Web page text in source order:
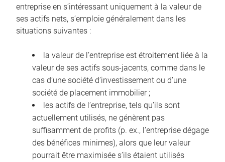
entreprise en s’intéressant uniquement à la valeur de
ses actifs nets, s’emploie généralement dans les
situations suivantes :
la valeur de l’entreprise est étroitement liée à la
valeur de ses actifs sous-jacents, comme dans le
cas d’une société d’investissement ou d’une
société de placement immobilier ;
les actifs de l’entreprise, tels qu’ils sont
actuellement utilisés, ne génèrent pas
suffisamment de profits (p. ex., l’entreprise dégage
des bénéfices minimes), alors que leur valeur
pourrait être maximisée s’ils étaient utilisés